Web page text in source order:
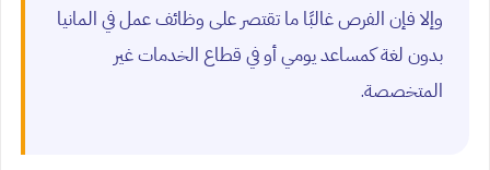
وإلا فإن الفرص غالبًا ما تقتصر على وظائف عمل في المانيا
بدون لغة كمساعد يومي أو في قطاع الخدمات غير
المتخصصة.